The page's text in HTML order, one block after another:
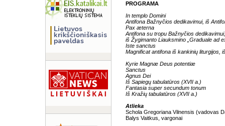
PROGRAMA
In templo Domini
Antifona Bažnyčios dedikavimui, iš
Pax æterna
Antifona su tropu Bažnyčios dedikavimui,
iš Žygimanto Liauksmino „Graduale ad
Iste sanctus
Magnificat antifona iš kankinių liturgijos,
Kyrie Magnæ Deus potentiæ
Sanctus
Agnus Dei
Iš Sapiegų tabulatūros (XVII a.)
Fantasia super secundum tonum
Iš Kražių tabulatūros (XVII a.)
Atlieka
Schola Gregoriana Vilnensis (vadovas
Balys Vaitkus, vargonai